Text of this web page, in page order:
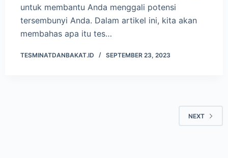
untuk membantu Anda menggali potensi
tersembunyi Anda. Dalam artikel ini, kita akan
membahas apa itu tes…
TESMINATDANBAKAT.ID SEPTEMBER 23, 2023
NEXT